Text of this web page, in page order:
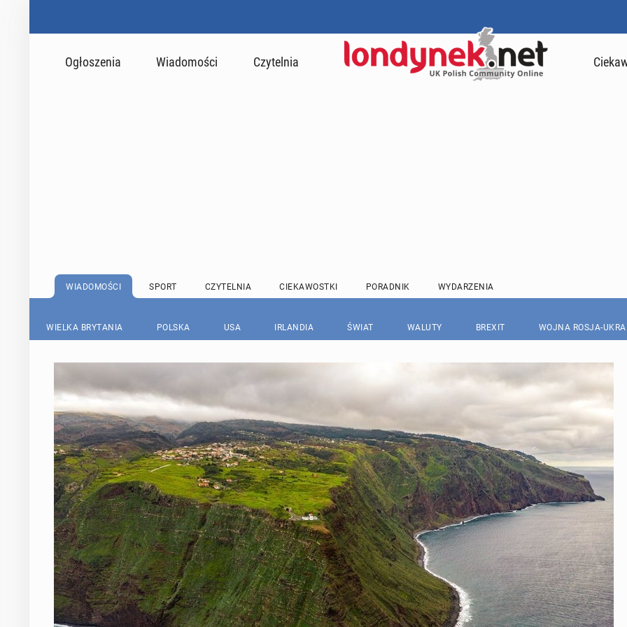
Ogłoszenia Wiadomości Czytelnia
WIADOMOŚCI SPORT CZYTELNIA CIEKAWOSTKI PORADNIK WYDARZENIA
WIELKA BRYTANIA POLSKA USA IRLANDIA ŚWIAT WALUTY BREXIT WOJNA ROSJA-